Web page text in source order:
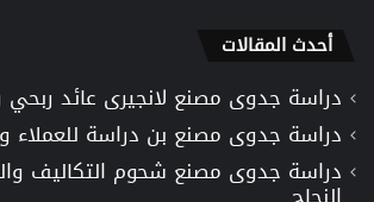
أحدث المقالات
دراسة جدوى مصنع لانجيرى عائد ربحي
دراسة جدوى مصنع بن دراسة للعملاء
دراسة جدوى مصنع شحوم التكاليف